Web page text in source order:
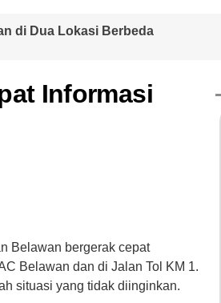
di Dua Lokasi Berbeda
Informasi
Belawan bergerak cepat
Belawan dan di Jalan Tol KM 1.
situasi yang tidak diinginkan.